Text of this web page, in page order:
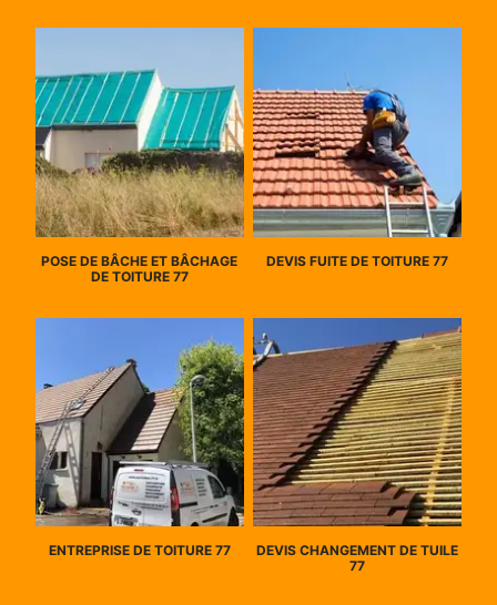
POSE DE BÂCHE ET BÂCHAGE
DE TOITURE 77
DEVIS FUITE DE TOITURE 77
ENTREPRISE DE TOITURE 77
DEVIS CHANGEMENT DE TUILE
77